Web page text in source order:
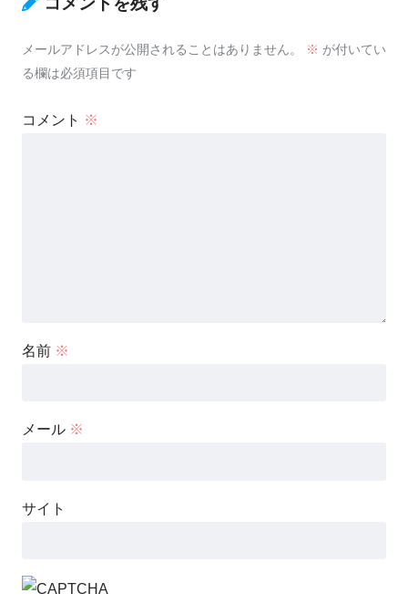
メールアドレスが公開されることはありません。 ※ が付いてい
る欄は必須項目です
コメント ※
名前 ※
メール ※
サイト